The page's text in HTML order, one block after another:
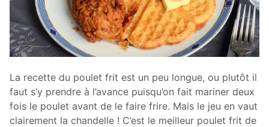
La recette du poulet frit est un peu longue, ou plutôt il
faut s’y prendre à l’avance puisqu’on fait mariner deux
fois le poulet avant de le faire frire. Mais le jeu en vaut
clairement la chandelle ! C’est le meilleur poulet frit de